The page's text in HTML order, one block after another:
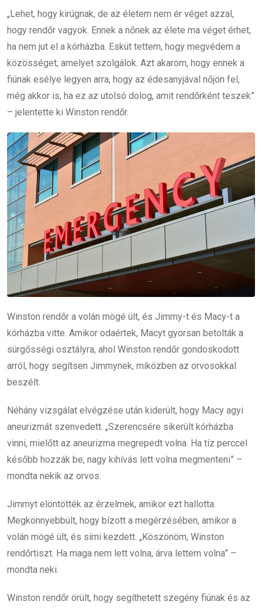
„Lehet, hogy kirúgnak, de az életem nem ér véget azzal,
hogy rendőr vagyok. Ennek a nőnek az élete ma véget érhet,
ha nem jut el a kórházba. Esküt tettem, hogy megvédem a
közösséget, amelyet szolgálok. Azt akarom, hogy ennek a
fiúnak esélye legyen arra, hogy az édesanyjával nőjön fel,
még akkor is, ha ez az utolsó dolog, amit rendőrként teszek”
– jelentette ki Winston rendőr.
Winston rendőr a volán mögé ült, és Jimmy-t és Macy-t a
kórházba vitte. Amikor odaértek, Macyt gyorsan betolták a
sürgősségi osztályra, ahol Winston rendőr gondoskodott
arról, hogy segítsen Jimmynek, miközben az orvosokkal
beszélt.
Néhány vizsgálat elvégzése után kiderült, hogy Macy agyi
aneurizmát szenvedett. „Szerencsére sikerült kórházba
vinni, mielőtt az aneurizma megrepedt volna. Ha tíz perccel
később hozzák be, nagy kihívás lett volna megmenteni” –
mondta nekik az orvos.
Jimmyt elöntötték az érzelmek, amikor ezt hallotta.
Megkönnyebbült, hogy bízott a megérzésében, amikor a
volán mögé ült, és sírni kezdett. „Köszönöm, Winston
rendőrtiszt. Ha maga nem lett volna, árva lettem volna” –
mondta neki.
Winston rendőr örült, hogy segíthetett szegény fiúnak és az